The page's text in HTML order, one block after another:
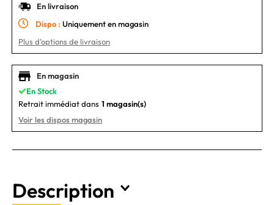
En livraison
Dispo : Uniquement en magasin
Plus d'options de livraison
En magasin
En Stock
Retrait immédiat dans 1 magasin(s)
Voir les dispos magasin
Description